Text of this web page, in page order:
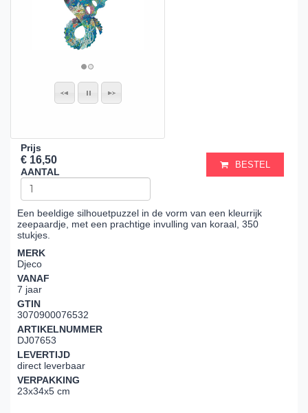
Prijs
€ 16,50
AANTAL
BESTEL
Een beeldige silhouetpuzzel in de vorm van een kleurrijk
zeepaardje, met een prachtige invulling van koraal, 350
stukjes.
MERK
Djeco
VANAF
7 jaar
GTIN
3070900076532
ARTIKELNUMMER
DJ07653
LEVERTIJD
direct leverbaar
VERPAKKING
23x34x5 cm